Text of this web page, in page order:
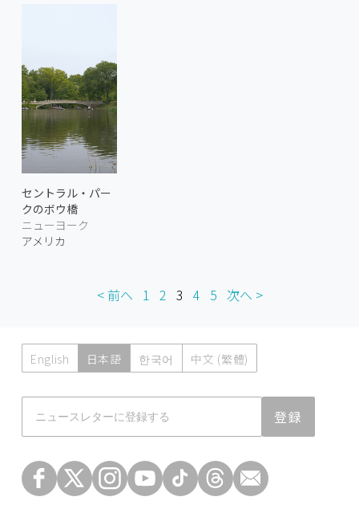
セントラル・パー
クのボウ橋
ニューヨーク
アメリカ
< 前へ 1 2 3 4 5 次へ >
English 日本語 한국어 中文 (繁體)
Atmoph News
登録